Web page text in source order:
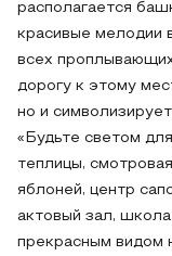
располагается
красивые мелодии
всех
дорогу к этому
но и
«Будьте светом
теплицы,
яблоней, центр
актовый зал,
прекрасным видом